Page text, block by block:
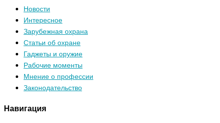
Новости
Интересное
Зарубежная охрана
Статьи об охране
Гаджеты и оружие
Рабочие моменты
Мнение о профессии
Законодательство
Навигация